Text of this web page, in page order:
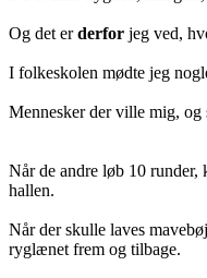
Og det erderfor jeg ved,
I folkeskolen mødte jeg
Mennesker der ville mig, og
Når de andre løb 10
hallen.
Når der skulle laves
ryglænet frem og tilbage.